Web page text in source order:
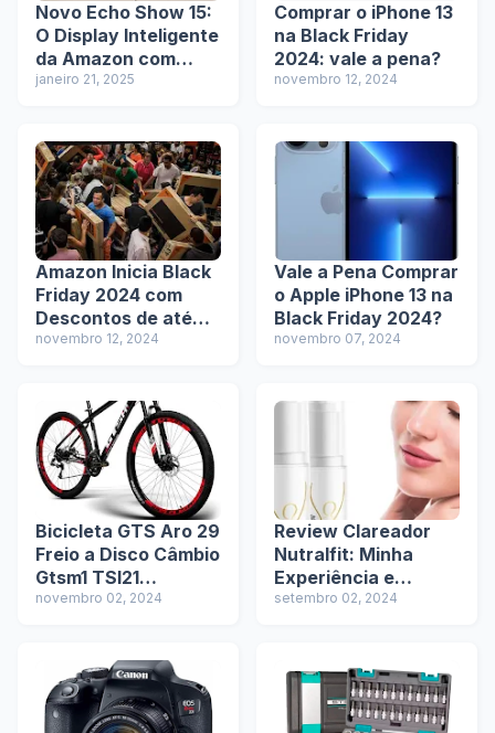
Novo Echo Show 15:
O Display Inteligente
da Amazon com
Melhorias de Áudio e
janeiro 21, 2025
Comprar o iPhone 13
na Black Friday
2024: vale a pena?
novembro 12, 2024
Amazon Inicia Black
Friday 2024 com
Descontos de até
50%! Confira as
novembro 12, 2024
Vale a Pena Comprar
o Apple iPhone 13 na
Black Friday 2024?
novembro 07, 2024
Bicicleta GTS Aro 29
Freio a Disco Câmbio
Gtsm1 TSI21
Marchas com
novembro 02, 2024
Review Clareador
Nutralfit: Minha
Experiência e
Avaliação Completa
setembro 02, 2024